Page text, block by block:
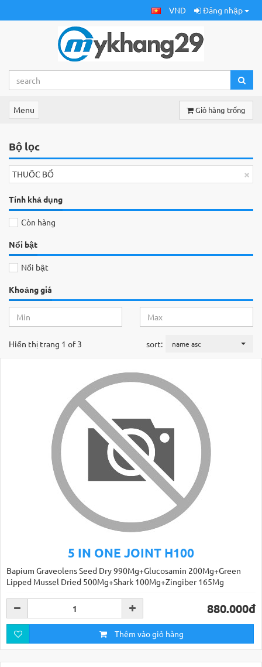
VND Đăng nhập
Menu Giỏ hàng trống
Bộ lọc
×
THUỐC BỔ
Tính khả dụng
Còn hàng
Nổi bật
Nổi bật
Khoảng giá
sort: name asc
Hiển thị trang 1 of 3
5 IN ONE JOINT H100
Bapium Graveolens Seed Dry 990Mg+Glucosamin 200Mg+Green
Lipped Mussel Dried 500Mg+Shark 100Mg+Zingiber 165Mg
880.000đ
Thêm vào giỏ hàng